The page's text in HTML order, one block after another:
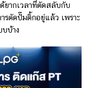
ยากเวลาที่ตัดสลับกับ
รตัดปั๊มติ้กอยู่แล้ว เพราะ
บบ้าง